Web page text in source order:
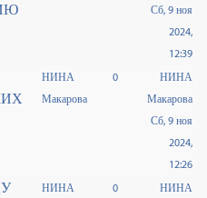
Сб, 9 ноя
2024,
12:39
НИНА
Макарова
0
НИНА
Макарова
Сб, 9 ноя
2024,
12:26
НИНА
0
НИНА